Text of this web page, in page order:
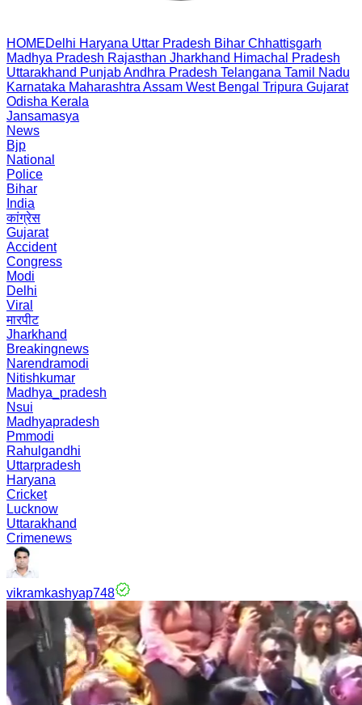
HOMEDelhi Haryana Uttar Pradesh Bihar Chhattisgarh
Madhya Pradesh Rajasthan Jharkhand Himachal Pradesh
Uttarakhand PunjabAndhra Pradesh Telangana Tamil Nadu
Karnataka Maharashtra Assam West Bengal Tripura Gujarat
Odisha Kerala
Jansamasya
News
Bjp
National
Police
Bihar
India
कांग्रेस
Gujarat
Accident
Congress
Modi
Delhi
Viral
मारपीट
Jharkhand
Breakingnews
Narendramodi
Nitishkumar
Madhya_pradesh
Nsui
Madhyapradesh
Pmmodi
Rahulgandhi
Uttarpradesh
Haryana
Cricket
Lucknow
Uttarakhand
Crimenews
vikramkashyap748